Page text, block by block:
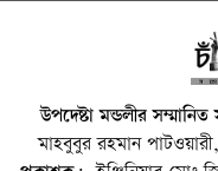
উপদেষ্টা মন্ডলীর সম্মানিত
মাহবুবুর রহমান